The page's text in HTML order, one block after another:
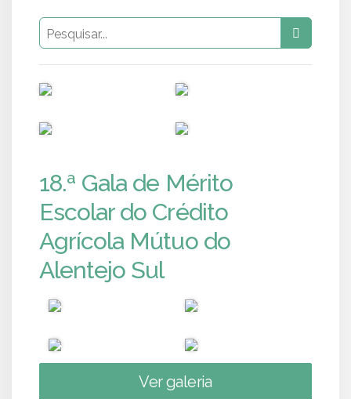
18.ª Gala de Mérito
Escolar do Crédito
Agrícola Mútuo do
Alentejo Sul
Ver galeria